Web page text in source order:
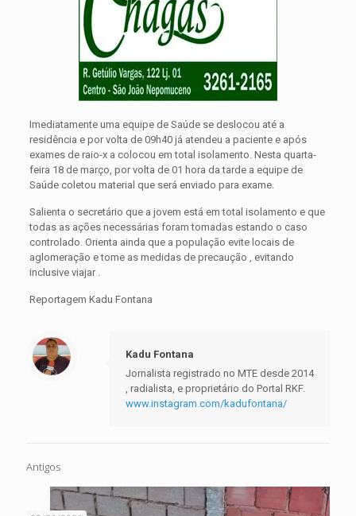
Imediatamente uma equipe de Saúde se deslocou até a
residência e por volta de 09h40 já atendeu a paciente e após
exames de raio-x a colocou em total isolamento. Nesta quarta-
feira 18 de março, por volta de 01 hora da tarde a equipe de
Saúde coletou material que será enviado para exame.
Salienta o secretário que a jovem está em total isolamento e que
todas as ações necessárias foram tomadas estando o caso
controlado. Orienta ainda que a população evite locais de
aglomeração e tome as medidas de precaução , evitando
inclusive viajar .
Reportagem Kadu Fontana
Kadu Fontana
Jornalista registrado no MTE desde 2014
, radialista, e proprietário do Portal RKF.
www.instagram.com/kadufontana/
Antigos